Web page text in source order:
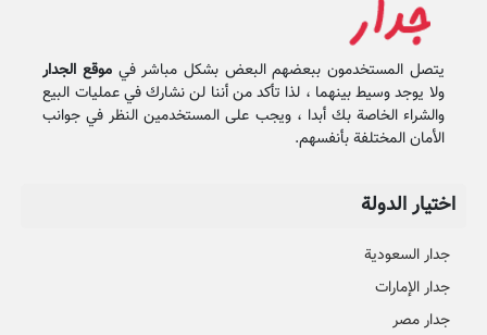
يتصل المستخدمون ببعضهم البعض بشكل مباشر في موقع الجدار
ولا يوجد وسيط بينهما ، لذا تأكد من أننا لن نشارك في عمليات البيع
والشراء الخاصة بك أبدا ، ويجب على المستخدمين النظر في جوانب
الأمان المختلفة بأنفسهم.
اختيار الدولة
جدار السعودية
جدار الإمارات
جدار مصر